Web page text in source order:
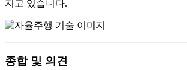
지고 있습니다.
종합 및 의견